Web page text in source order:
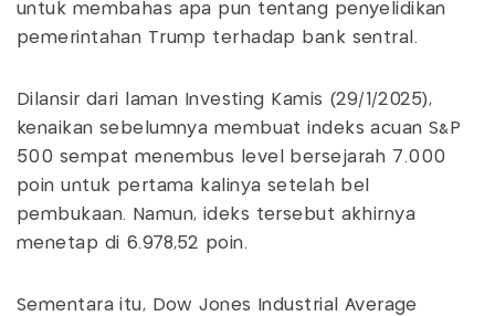
untuk membahas apa pun tentang penyelidikan
pemerintahan Trump terhadap bank sentral.
Dilansir dari laman Investing Kamis (29/1/2025),
kenaikan sebelumnya membuat indeks acuan S&P
500 sempat menembus level bersejarah 7.000
poin untuk pertama kalinya setelah bel
pembukaan. Namun, ideks tersebut akhirnya
menetap di 6.978,52 poin.
Sementara itu, Dow Jones Industrial Average